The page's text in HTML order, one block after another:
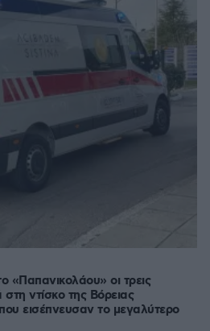
«Παπανικολάου» οι τρεις
ντίσκο της Βόρειας
εισέπνευσαν το μεγαλύτερο